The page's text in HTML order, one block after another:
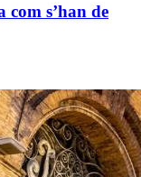
com s’han de